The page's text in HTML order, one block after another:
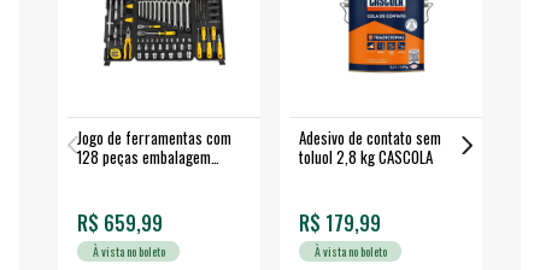
Jogo de ferramentas com
128 peças embalagem
R$ 659,99
À vista no boleto
Adesivo de contato sem
toluol 2,8 kg CASCOLA
R$ 179,99
À vista no boleto